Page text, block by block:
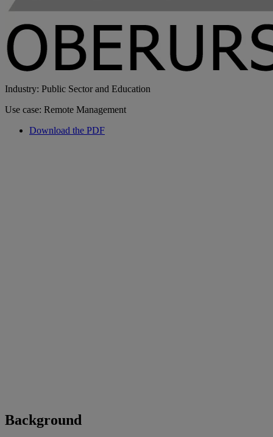
Industry: Public Sector and Education
Use case: Remote Management
Download the PDF
Background